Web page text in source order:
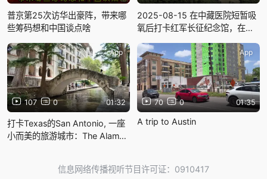
普京第25次访华出豪阵，带来哪
些筹码想和中国谈点啥
2025-08-15 在中藏医院短暂吸
氧后打卡红军长征纪念馆，在去
美风景，直冲3688米垭口
107 0 01:32
App
打卡Texas的San Antonio, 一座
小而美的旅游城市：The Alamo
70 0 01:35
App
A trip to Austin
信息网络传播视听节目许可证：0910417